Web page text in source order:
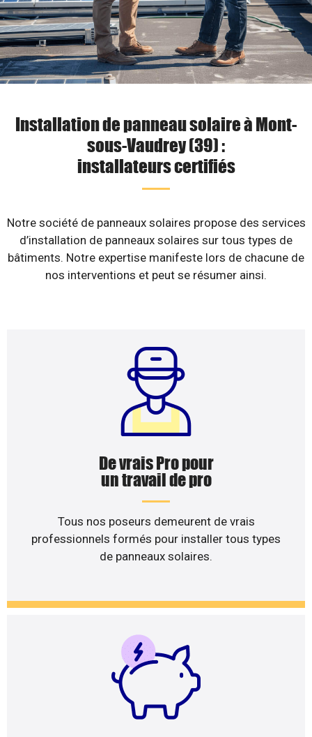
Installation de panneau solaire à Mont-
sous-Vaudrey (39) :
installateurs certifiés
Notre société de panneaux solaires propose des services
d’installation de panneaux solaires sur tous types de
bâtiments. Notre expertise manifeste lors de chacune de
nos interventions et peut se résumer ainsi.
De vrais Pro pour
un travail de pro
Tous nos poseurs demeurent de vrais
professionnels formés pour installer tous types
de panneaux solaires.